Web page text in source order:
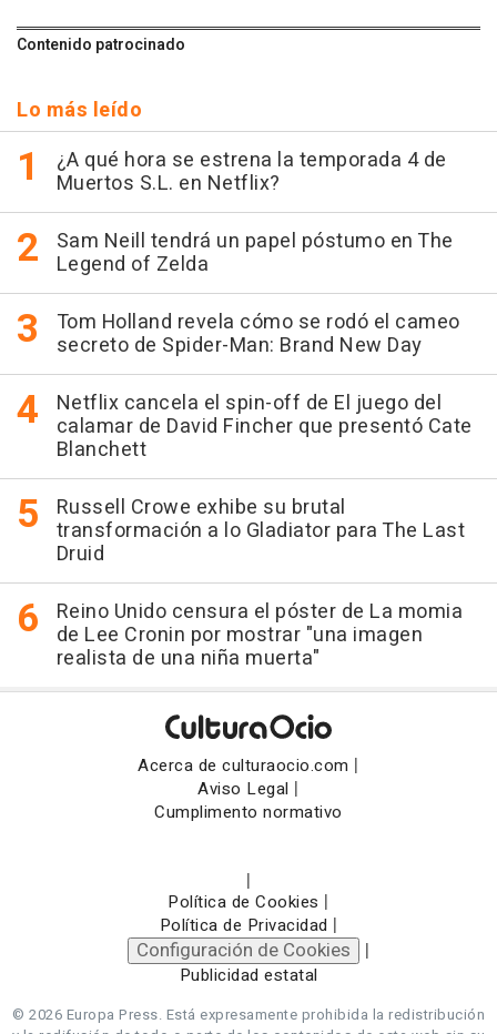
Contenido patrocinado
Lo más leído
¿A qué hora se estrena la temporada 4 de
Muertos S.L. en Netflix?
Sam Neill tendrá un papel póstumo en The
Legend of Zelda
Tom Holland revela cómo se rodó el cameo
secreto de Spider-Man: Brand New Day
Netflix cancela el spin-off de El juego del
calamar de David Fincher que presentó Cate
Blanchett
Russell Crowe exhibe su brutal
transformación a lo Gladiator para The Last
Druid
Reino Unido censura el póster de La momia
de Lee Cronin por mostrar "una imagen
realista de una niña muerta"
Acerca de culturaocio.com |
Aviso Legal |
Cumplimento normativo
|
Política de Cookies |
Política de Privacidad |
Configuración de Cookies |
Publicidad estatal
© 2026 Europa Press. Está expresamente prohibida la redistribución